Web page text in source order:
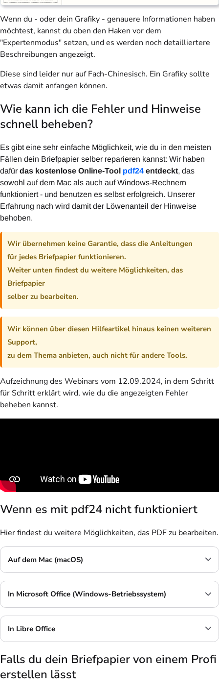
Wenn du - oder dein Grafiky - genauere Informationen haben
möchtest, kannst du oben den Haken vor dem
"Expertenmodus" setzen, und es werden noch detailliertere
Beschreibungen angezeigt.
Diese sind leider nur auf Fach-Chinesisch. Ein Grafiky sollte
etwas damit anfangen können.
Wie kann ich die Fehler und Hinweise
schnell beheben?
Es gibt eine sehr einfache Möglichkeit, wie du in den meisten
Fällen dein Briefpapier selber reparieren kannst: Wir haben
dafür das kostenlose Online-Tool pdf24 entdeckt, das
sowohl auf dem Mac als auch auf Windows-Rechnern
funktioniert - und benutzen es selbst erfolgreich. Unserer
Erfahrung nach wird damit der Löwenanteil der Hinweise
behoben.
Wir übernehmen keine Garantie, dass die Anleitungen
für jedes Briefpapier funktionieren.
Weiter unten findest du weitere Möglichkeiten, das
Briefpapier
selber zu bearbeiten.
Wir können über diesen Hilfeartikel hinaus keinen weiteren
Support,
zu dem Thema anbieten, auch nicht für andere Tools.
Aufzeichnung des Webinars vom 12.09.2024, in dem Schritt
für Schritt erklärt wird, wie du die angezeigten Fehler
beheben kannst.
Wenn es mit pdf24 nicht funktioniert
Hier findest du weitere Möglichkeiten, das PDF zu bearbeiten.
Auf dem Mac (macOS)
In Microsoft Office (Windows-Betriebssystem)
In Libre Office
Falls du dein Briefpapier von einem Profi
erstellen lässt